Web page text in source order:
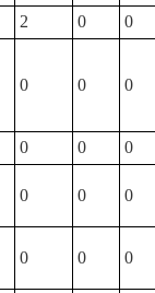
2 0
0
0 0 0
0 0
0
0 0 0
0 0 0